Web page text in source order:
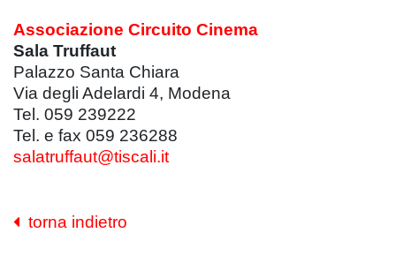
Associazione Circuito Cinema
Sala Truffaut
Palazzo Santa Chiara
Via degli Adelardi 4, Modena
Tel. 059 239222
Tel. e fax 059 236288
salatruffaut@tiscali.it
torna indietro